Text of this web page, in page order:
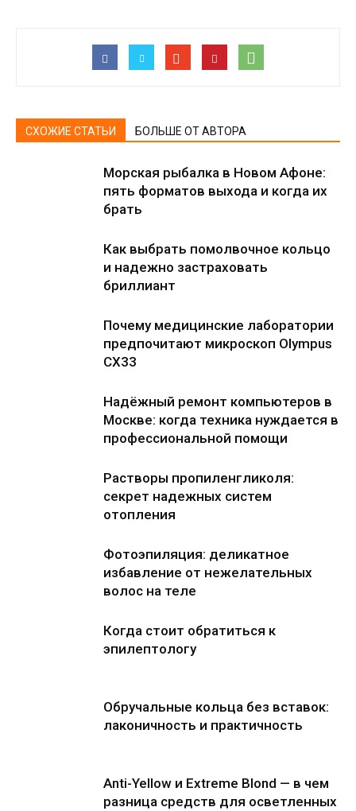
СХОЖИЕ СТАТЬИ БОЛЬШЕ ОТ АВТОРА
Морская рыбалка в Новом Афоне:
пять форматов выхода и когда их
брать
Как выбрать помолвочное кольцо
и надежно застраховать
бриллиант
Почему медицинские лаборатории
предпочитают микроскоп Olympus
CX33
Надёжный ремонт компьютеров в
Москве: когда техника нуждается в
профессиональной помощи
Растворы пропиленгликоля:
секрет надежных систем
отопления
Фотоэпиляция: деликатное
избавление от нежелательных
волос на теле
Когда стоит обратиться к
эпилептологу
Обручальные кольца без вставок:
лаконичность и практичность
Anti-Yellow и Extreme Blond — в чем
разница средств для осветленных